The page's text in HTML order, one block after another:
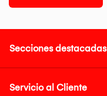
Secciones destacadas
Servicio al Cliente